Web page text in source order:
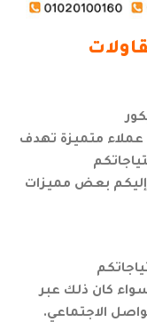
متميزة تهدف
إليكم بعض مميزات
كان ذلك عبر
الاجتماعي.